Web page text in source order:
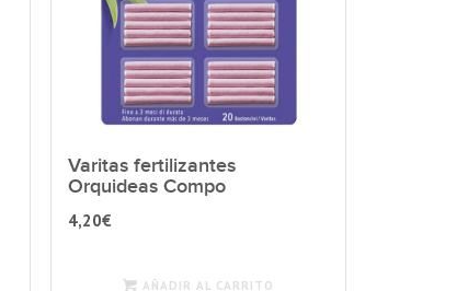
Varitas fertilizantes
Orquideas Compo
4,20€
AÑADIR AL CARRITO